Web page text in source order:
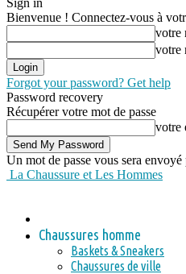
Sign in
Bienvenue ! Connectez-vous à
votre
votre
Forgot your password? Get help
Password recovery
Récupérer votre mot de passe
votre
Un mot de passe vous sera envoyé
La Chaussure et Les Hommes
Chaussures homme
Baskets & Sneakers
Chaussures de ville